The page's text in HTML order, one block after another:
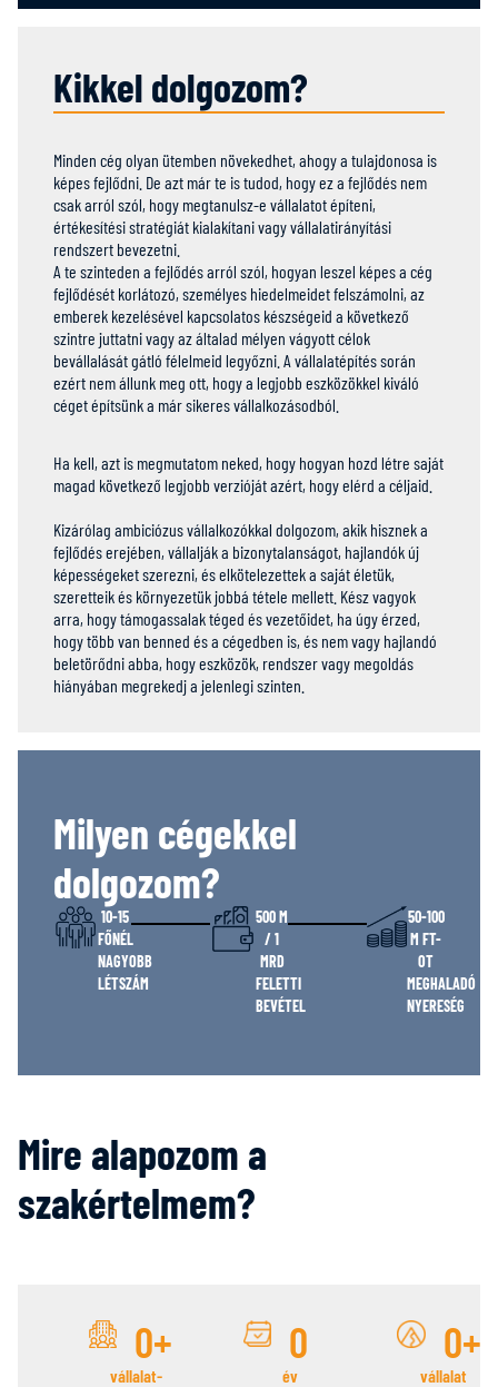
Kikkel dolgozom?
Minden cég olyan ütemben növekedhet, ahogy a tulajdonosa is
képes fejlődni. De azt már te is tudod, hogy ez a fejlődés nem
csak arról szól, hogy megtanulsz-e vállalatot építeni,
értékesítési stratégiát kialakítani vagy vállalatirányítási
rendszert bevezetni.
A te szinteden a fejlődés arról szól, hogyan leszel képes a cég
fejlődését korlátozó, személyes hiedelmeidet felszámolni, az
emberek kezelésével kapcsolatos készségeid a következő
szintre juttatni vagy az általad mélyen vágyott célok
bevállalását gátló félelmeid legyőzni. A vállalatépítés során
ezért nem állunk meg ott, hogy a legjobb eszközökkel kiváló
céget építsünk a már sikeres vállalkozásodból.
Ha kell, azt is megmutatom neked, hogy hogyan hozd létre saját
magad következő legjobb verzióját azért, hogy elérd a céljaid.
Kizárólag ambiciózus vállalkozókkal dolgozom, akik hisznek a
fejlődés erejében, vállalják a bizonytalanságot, hajlandók új
képességeket szerezni, és elkötelezettek a saját életük,
szeretteik és környezetük jobbá tétele mellett. Kész vagyok
arra, hogy támogassalak téged és vezetőidet, ha úgy érzed,
hogy több van benned és a cégedben is, és nem vagy hajlandó
beletörődni abba, hogy eszközök, rendszer vagy megoldás
hiányában megrekedj a jelenlegi szinten.
Milyen cégekkel
dolgozom?
10-15
FŐNÉL
NAGYOBB
LÉTSZÁM
500 M
/ 1
MRD
FELETTI
BEVÉTEL
50-100
M FT-
OT
MEGHALADÓ
NYERESÉG
Mire alapozom a
szakértelmem?
vállalat-
0+
év
0
vállalat
0+